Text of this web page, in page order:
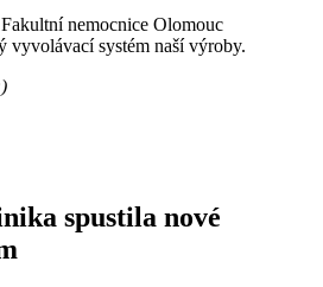
nemocnice Olomouc
vyvolávací systém naší výroby.
spustila nové